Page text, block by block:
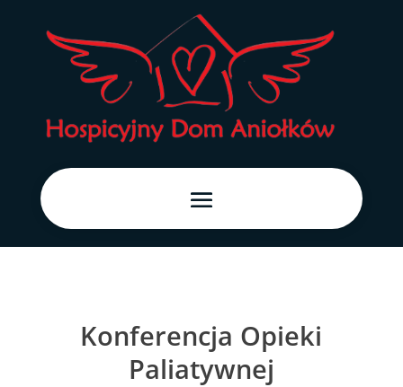
Konferencja Opieki
Paliatywnej